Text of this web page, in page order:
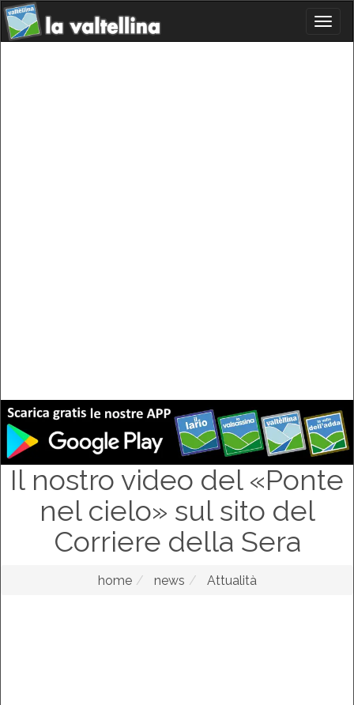
Il nostro video del «Ponte
nel cielo» sul sito del
Corriere della Sera
home news Attualità